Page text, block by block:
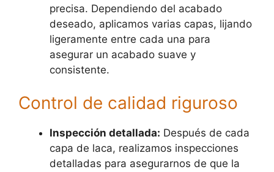
precisa. Dependiendo del acabado
deseado, aplicamos varias capas, lijando
ligeramente entre cada una para
asegurar un acabado suave y
consistente.
Control de calidad riguroso
Inspección detallada: Después de cada
capa de laca, realizamos inspecciones
detalladas para asegurarnos de que la